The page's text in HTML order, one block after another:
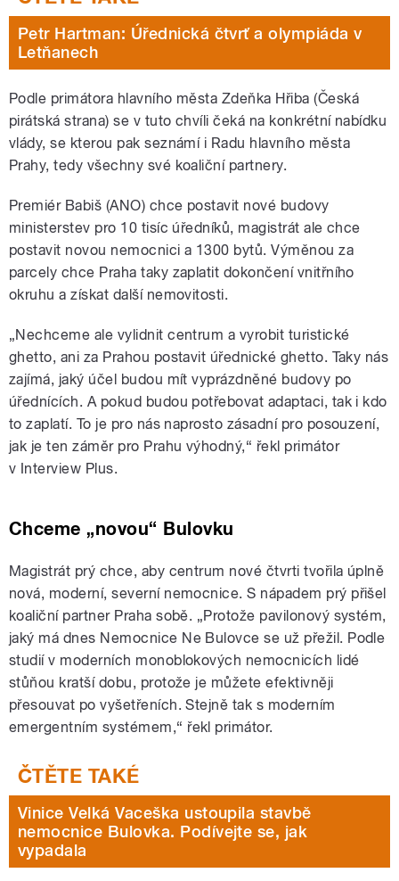
Petr Hartman: Úřednická čtvrť a olympiáda v
Letňanech
Podle primátora hlavního města Zdeňka Hřiba (Česká
pirátská strana) se v tuto chvíli čeká na konkrétní nabídku
vlády, se kterou pak seznámí i Radu hlavního města
Prahy, tedy všechny své koaliční partnery.
Premiér Babiš (ANO) chce postavit nové budovy
ministerstev pro 10 tisíc úředníků, magistrát ale chce
postavit novou nemocnici a 1300 bytů. Výměnou za
parcely chce Praha taky zaplatit dokončení vnitřního
okruhu a získat další nemovitosti.
„Nechceme ale vylidnit centrum a vyrobit turistické
ghetto, ani za Prahou postavit úřednické ghetto. Taky nás
zajímá, jaký účel budou mít vyprázdněné budovy po
úřednících. A pokud budou potřebovat adaptaci, tak i kdo
to zaplatí. To je pro nás naprosto zásadní pro posouzení,
jak je ten záměr pro Prahu výhodný,“ řekl primátor
v Interview Plus.
Chceme „novou“ Bulovku
Magistrát prý chce, aby centrum nové čtvrti tvořila úplně
nová, moderní, severní nemocnice. S nápadem prý přišel
koaliční partner Praha sobě. „Protože pavilonový systém,
jaký má dnes Nemocnice Ne Bulovce se už přežil. Podle
studií v moderních monoblokových nemocnicích lidé
stůňou kratší dobu, protože je můžete efektivněji
přesouvat po vyšetřeních. Stejně tak s moderním
emergentním systémem,“ řekl primátor.
Vinice Velká Vaceška ustoupila stavbě
nemocnice Bulovka. Podívejte se, jak
vypadala